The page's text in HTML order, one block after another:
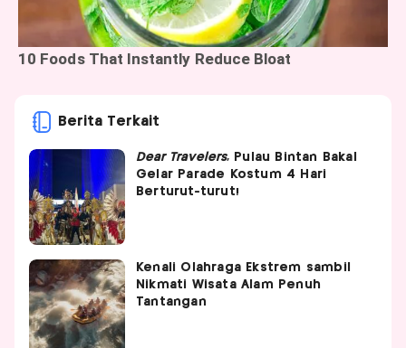
Berita Terkait
Dear Travelers, Pulau Bintan Bakal
Gelar Parade Kostum 4 Hari
Berturut-turut!
Kenali Olahraga Ekstrem sambil
Nikmati Wisata Alam Penuh
Tantangan